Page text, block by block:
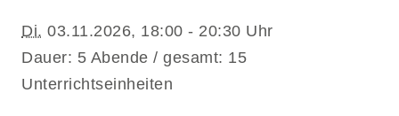
Di. 03.11.2026, 18:00 - 20:30 Uhr
Dauer: 5 Abende / gesamt: 15
Unterrichtseinheiten